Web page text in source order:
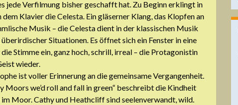
jede Verfilmung bisher geschafft hat. Zu Beginn erklingt in
Klavier die Celesta. Ein gläserner Klang, das Klopfen an
Musik – die Celesta dient in der klassischen Musik
Situationen. Es öffnet sich ein Fenster in eine
Stimme ein, ganz hoch, schrill, irreal – die Protagonistin
wieder.
ist voller Erinnerung an die gemeinsame Vergangenheit.
Moors we’d roll and fall in green“ beschreibt die Kindheit
im Moor. Cathy und Heathcliff sind seelenverwandt, wild.